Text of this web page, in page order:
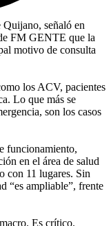
señaló en
FM GENTE que la
motivo de consulta
los ACV, pacientes
Lo que más se
son los casos
funcionamiento,
en el área de salud
con 11 lugares. Sin
“es ampliable”, frente
Es crítico.